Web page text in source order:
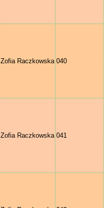
Zofia Raczkowska 040
Zofia Raczkowska 041